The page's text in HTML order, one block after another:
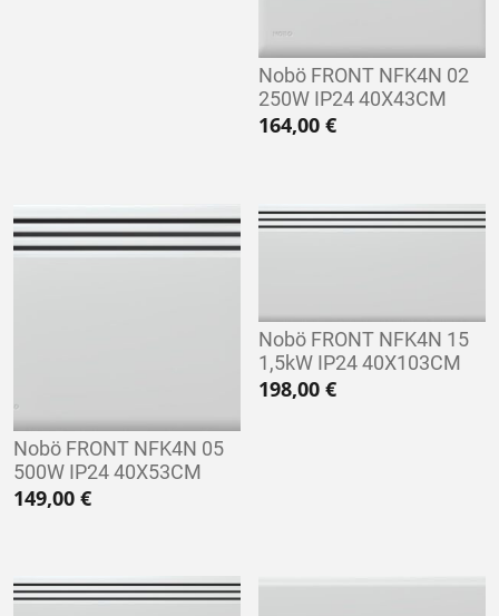
Nobö FRONT NFK4N 02
250W IP24 40X43CM
164,00€
Nobö FRONT NFK4N 05
500W IP24 40X53CM
149,00 €
Nobö FRONT NFK4N 15
1,5kW IP24 40X103CM
198,00€